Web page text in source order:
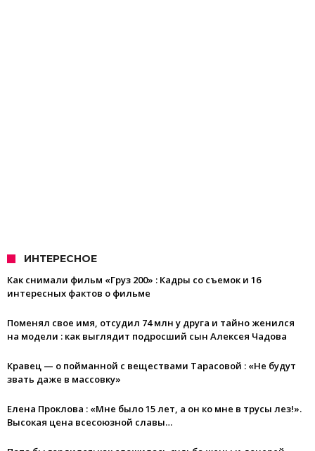
ИНТЕРЕСНОЕ
Как снимали фильм «Груз 200» : Кадры со съемок и 16
интересных фактов о фильме
Поменял свое имя, отсудил 74 млн у друга и тайно женился
на модели : как выглядит подросший сын Алексея Чадова
Кравец — о пойманной с веществами Тарасовой : «Не будут
звать даже в массовку»
Елена Проклова : «Мне было 15 лет, а он ко мне в трусы лез!».
Высокая цена всесоюзной славы…